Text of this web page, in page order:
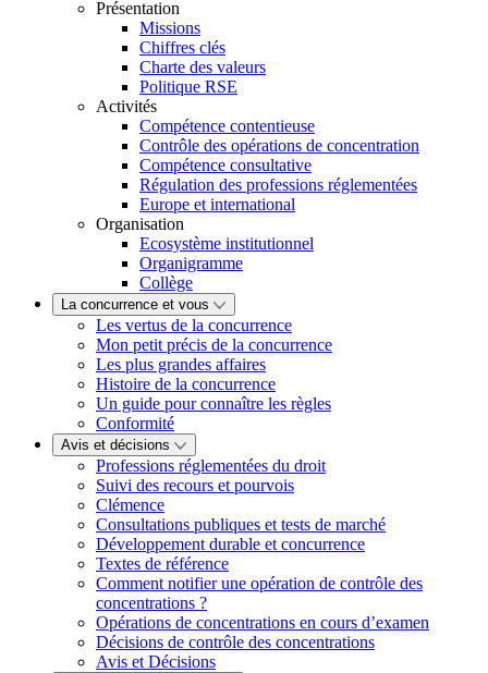
Présentation
Missions
Chiffres clés
Charte des valeurs
Politique RSE
Activités
Compétence contentieuse
Contrôle des opérations de concentration
Compétence consultative
Régulation des professions réglementées
Europe et international
Organisation
Ecosystème institutionnel
Organigramme
Collège
La concurrence et vous
Les vertus de la concurrence
Mon petit précis de la concurrence
Les plus grandes affaires
Histoire de la concurrence
Un guide pour connaître les règles
Conformité
Avis et décisions
Professions réglementées du droit
Suivi des recours et pourvois
Clémence
Consultations publiques et tests de marché
Développement durable et concurrence
Textes de référence
Comment notifier une opération de contrôle des
concentrations ?
Opérations de concentrations en cours d’examen
Décisions de contrôle des concentrations
Avis et Décisions